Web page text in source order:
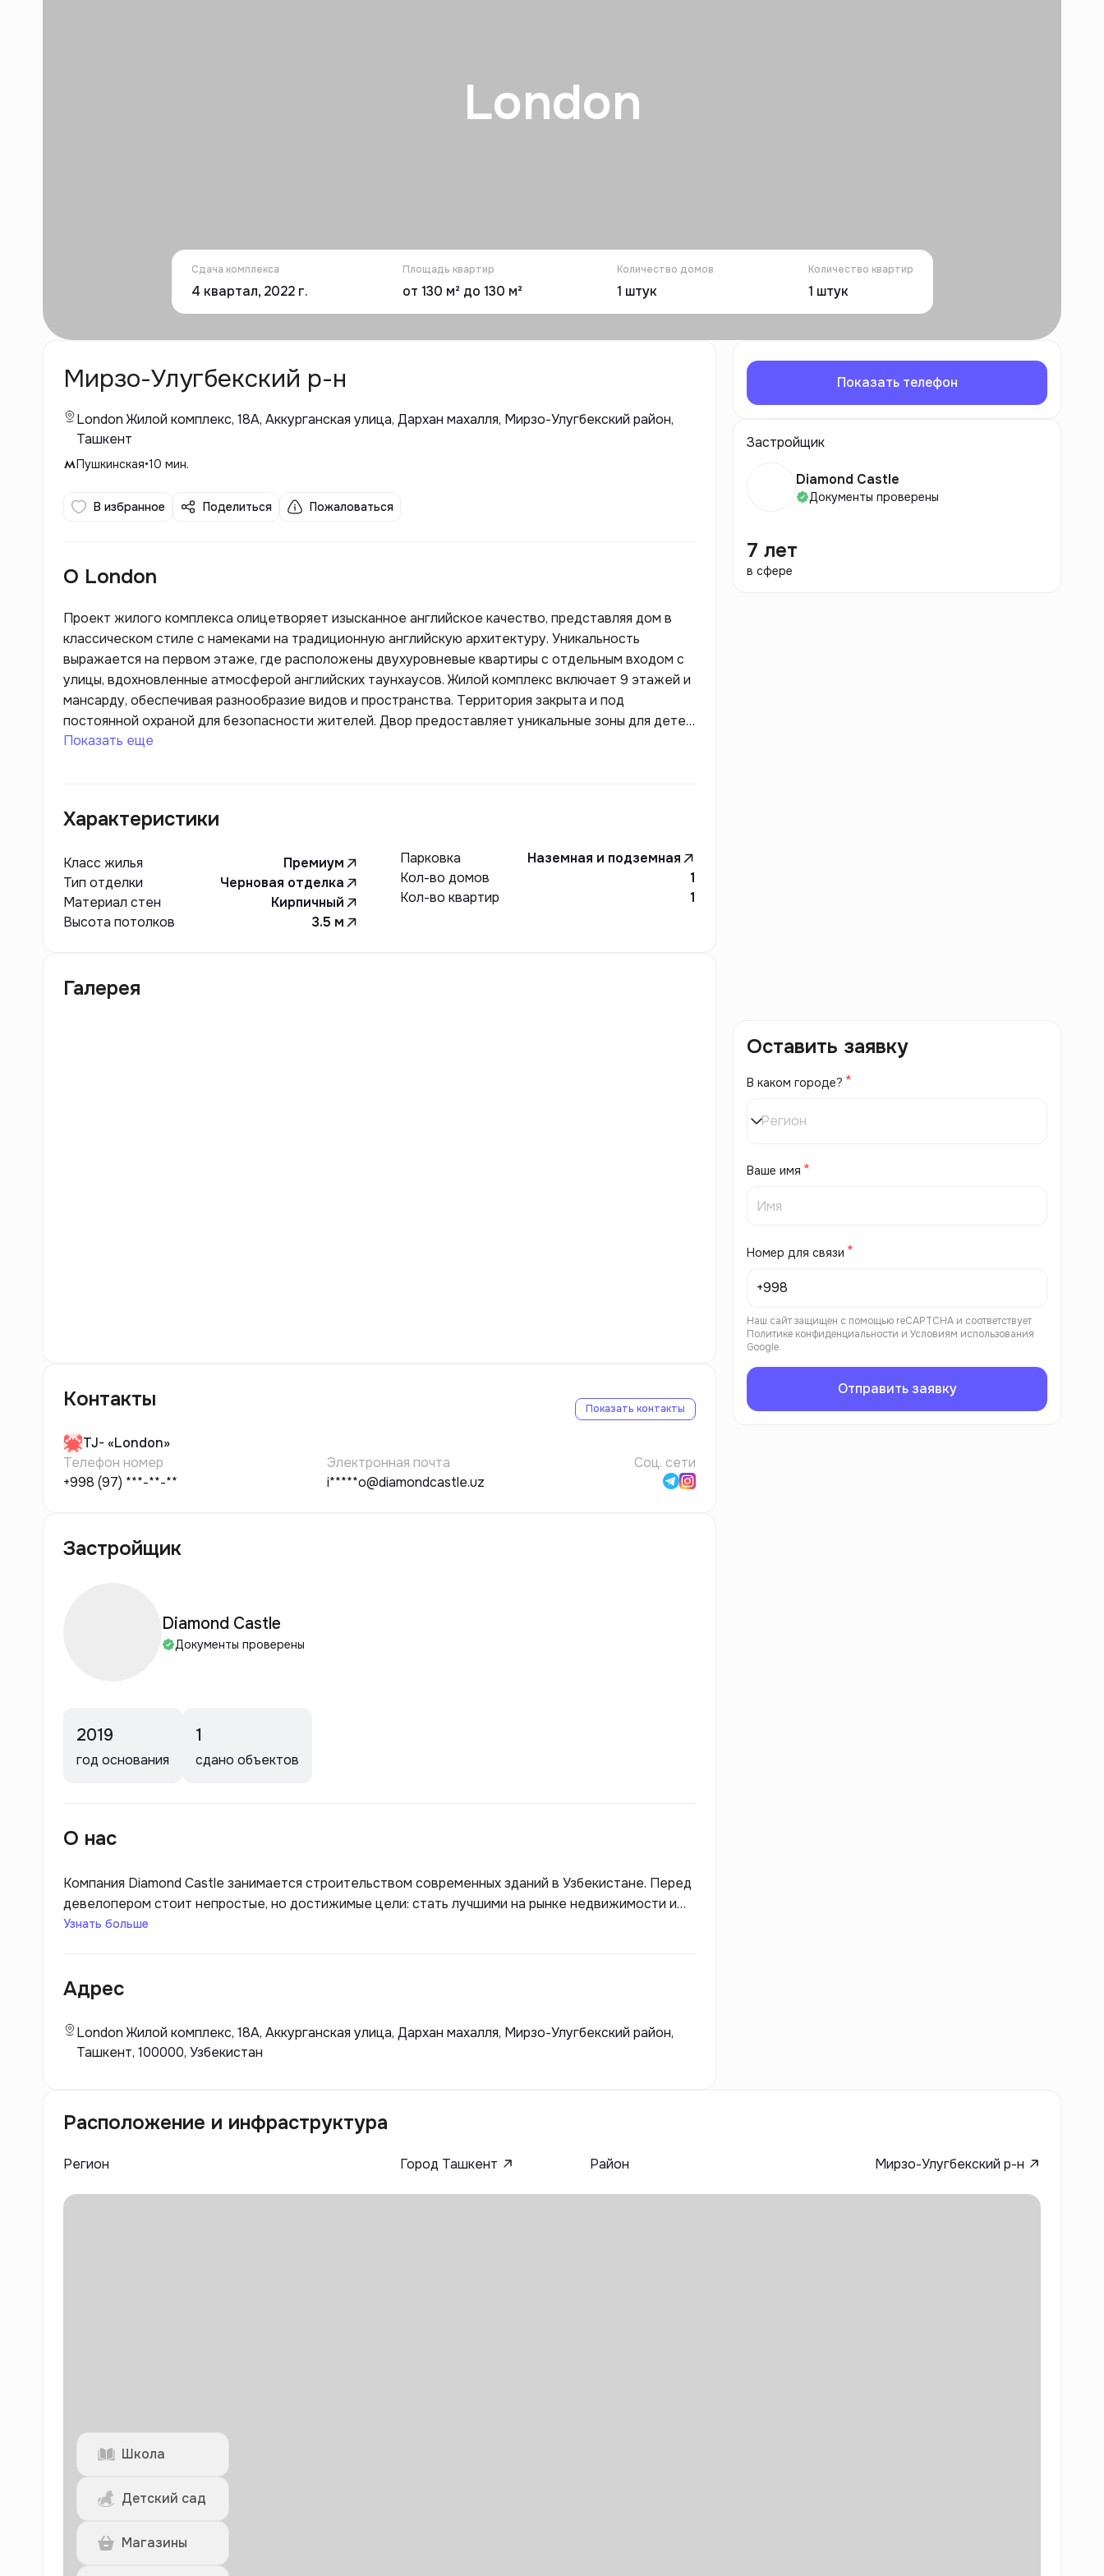
London
Сдача комплекса
4 квартал, 2022 г.
Площадь квартир
от 130 м² до 130 м²
Количество домов
1 штук
Количество квартир
1 штук
Мирзо-Улугбекский р-н
London Жилой комплекс, 18A, Аккурганская улица, Дархан махалля, Мирзо-Улугбекский район,
Ташкент
Пушкинская•10 мин.
В избранное Поделиться Пожаловаться
О London
Проект жилого комплекса олицетворяет изысканное английское качество, представляя дом в
классическом стиле с намеками на традиционную английскую архитектуру. Уникальность
выражается на первом этаже, где расположены двухуровневые квартиры с отдельным входом с
улицы, вдохновленные атмосферой английских таунхаусов. Жилой комплекс включает 9 этажей и
мансарду, обеспечивая разнообразие видов и пространства. Территория закрыта и под
постоянной охраной для безопасности жителей. Двор предоставляет уникальные зоны для детей
- игровую и для подростков - спортивную площадку. Также во дворе предусмотрены помещения
Показать еще
Характеристики
Класс жилья
Премиум
Тип отделки
Черновая отделка
Материал стен
Кирпичный
Высота потолков
3.5 м
Парковка
Наземная и подземная
Кол-во домов
1
Кол-во квартир
1
Галерея
Контакты Показать контакты
TJ-«London»
Телефон номер
+998 (97) ***-**-**
Электронная почта
i*****o@diamondcastle.uz
Соц. сети
Застройщик
Diamond Castle
Документы проверены
2019
год основания
1
сдано объектов
О нас
Компания Diamond Castle занимается строительством современных зданий в Узбекистане. Перед
девелопером стоит непростые, но достижимые цели: стать лучшими на рынке недвижимости и
украсить своими постройками родную страну.
Узнать больше
Адрес
London Жилой комплекс, 18A, Аккурганская улица, Дархан махалля, Мирзо-Улугбекский район,
Ташкент, 100000, Узбекистан
Показать телефон
Застройщик
Diamond Castle
Документы проверены
7 лет
в сфере
Оставить заявку
В каком городе?
Регион
Ваше имя
Номер для связи
Наш сайт защищен с помощью reCAPTCHA и соответствует
Политике конфиденциальности и Условиям использования
Google.
Отправить заявку
Расположение и инфраструктура
Регион Город Ташкент Район Мирзо-Улугбекский р-н
Школа
Детский сад
Магазины